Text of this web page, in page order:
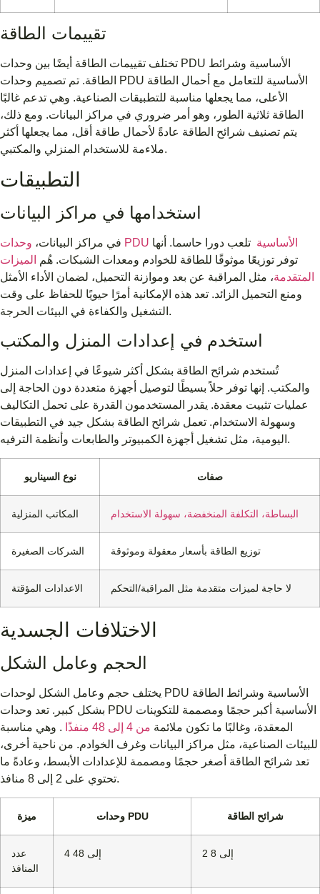
تقييمات الطاقة
تختلف تقييمات الطاقة أيضًا بين وحدات PDU الأساسية وشرائط
الطاقة. تم تصميم وحدات PDU الأساسية للتعامل مع أحمال الطاقة
الأعلى، مما يجعلها مناسبة للتطبيقات الصناعية. وهي تدعم غالبًا
الطاقة ثلاثية الطور، وهو أمر ضروري في مراكز البيانات. ومع ذلك،
يتم تصنيف شرائح الطاقة عادةً لأحمال طاقة أقل، مما يجعلها أكثر
ملاءمة للاستخدام المنزلي والمكتبي.
التطبيقات
استخدامها في مراكز البيانات
في مراكز البيانات، وحدات PDU الأساسية تلعب دورا حاسما. أنها
توفر توزيعًا موثوقًا للطاقة للخوادم ومعدات الشبكات. هُم
الميزات
المتقدمة، مثل المراقبة عن بعد وموازنة التحميل، لضمان الأداء الأمثل
ومنع التحميل الزائد. تعد هذه الإمكانية أمرًا حيويًا للحفاظ على وقت
التشغيل والكفاءة في البيئات الحرجة.
استخدم في إعدادات المنزل والمكتب
تُستخدم شرائح الطاقة بشكل أكثر شيوعًا في إعدادات المنزل
والمكتب. إنها توفر حلاً بسيطًا لتوصيل أجهزة متعددة دون الحاجة إلى
عمليات تثبيت معقدة. يقدر المستخدمون القدرة على تحمل التكاليف
وسهولة الاستخدام. تعمل شرائح الطاقة بشكل جيد في التطبيقات
اليومية، مثل تشغيل أجهزة الكمبيوتر والطابعات وأنظمة الترفيه.
نوع السيناريو صفات
المكاتب المنزلية البساطة، التكلفة المنخفضة، سهولة الاستخدام
الشركات الصغيرة توزيع الطاقة بأسعار معقولة وموثوقة
الاعدادات المؤقتة لا حاجة لميزات متقدمة مثل المراقبة/التحكم
الاختلافات الجسدية
الحجم وعامل الشكل
يختلف حجم وعامل الشكل لوحدات PDU الأساسية وشرائط الطاقة
بشكل كبير. تعد وحدات PDU الأساسية أكبر حجمًا ومصممة للتكوينات
المعقدة، وغالبًا ما تكون ملائمة من 4 إلى 48 منفذًا
. وهي مناسبة
للبيئات الصناعية، مثل مراكز البيانات وغرف الخوادم. من ناحية أخرى،
تعد شرائح الطاقة أصغر حجمًا ومصممة للإعدادات الأبسط، وعادةً ما
تحتوي على 2 إلى 8 منافذ.
ميزة وحدات PDU شرائح الطاقة
عدد
المنافذ
4 إلى 48 2 إلى 8